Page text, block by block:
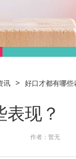
讯 > 好口才都有哪些
现？
作者：暂无